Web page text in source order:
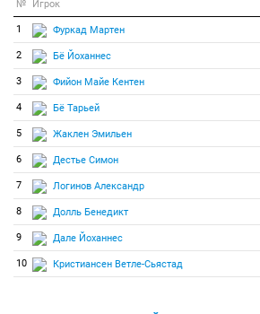
38 Эйнфальт Леа
39 Семеренко Вита
40 Гаспарин Селина
41 Белецкая Елизавета
42 Виндисар Ника
43 Гвиздонь Магдалена
44 Диксон Эмили
45 Зук Камила
46 Иган Клэр
47 Кочергина Наталья
48 Кручинкина Елена
№ Игрок
1 Фуркад Мартен
2 Бё Йоханнес
3 Фийон Майе Кентен
4 Бё Тарьей
5 Жаклен Эмильен
6 Дестье Симон
7 Логинов Александр
8 Долль Бенедикт
9 Дале Йоханнес
10 Кристиансен Ветле-Сьястад